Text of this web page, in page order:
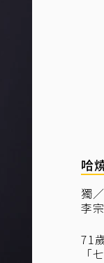
哈
獨
李
71
「